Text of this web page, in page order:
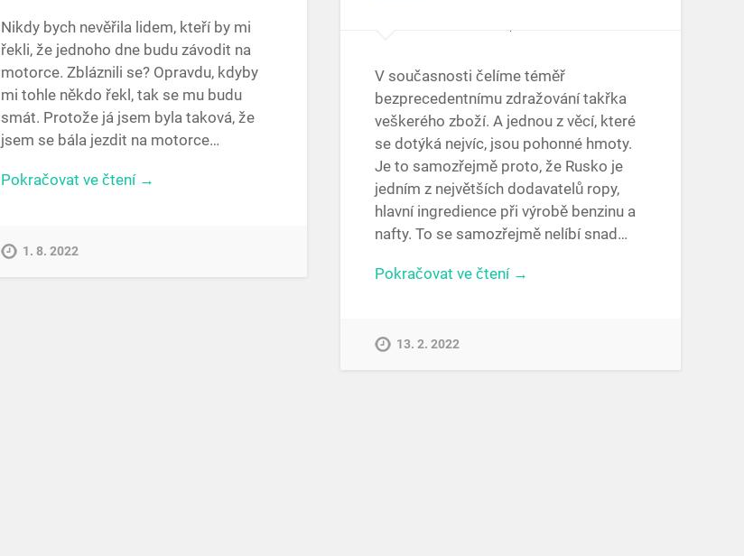
Nikdy bych nevěřila lidem, kteří by mi
řekli, že jednoho dne budu závodit na
motorce. Zbláznili se? Opravdu, kdyby
mi tohle někdo řekl, tak se mu budu
smát. Protože já jsem byla taková, že
jsem se bála jezdit na motorce…
Pokračovat ve čtení →
1. 8. 2022
V současnosti čelíme téměř
bezprecedentnímu zdražování takřka
veškerého zboží. A jednou z věcí, které
se dotýká nejvíc, jsou pohonné hmoty.
Je to samozřejmě proto, že Rusko je
jedním z největších dodavatelů ropy,
hlavní ingredience při výrobě benzinu a
nafty. To se samozřejmě nelíbí snad…
Pokračovat ve čtení →
13. 2. 2022